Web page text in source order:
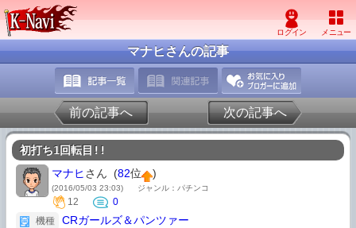
マナヒさんの記事
前の記事へ 次の記事へ
初打ち1回転目!!
マナヒさん (82位 )
(2016/05/03 23:03) ジャンル：パチンコ
12
0
機種
CRガールズ＆パンツァー